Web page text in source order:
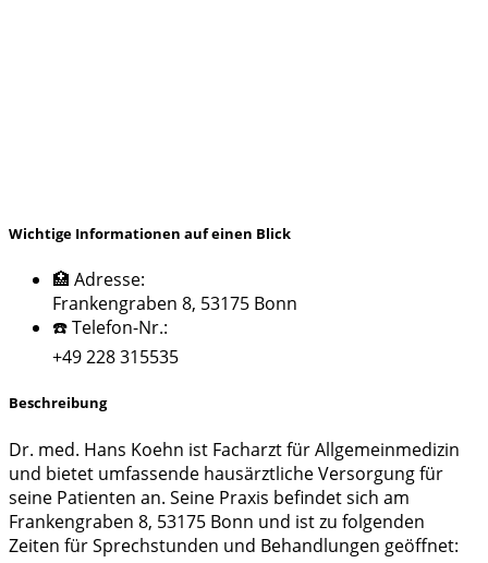
Wichtige Informationen auf einen Blick
🏥 Adresse:
Frankengraben 8, 53175 Bonn
☎️ Telefon-Nr.:
+49 228 315535
Beschreibung
Dr. med. Hans Koehn ist Facharzt für Allgemeinmedizin
und bietet umfassende hausärztliche Versorgung für
seine Patienten an. Seine Praxis befindet sich am
Frankengraben 8, 53175 Bonn und ist zu folgenden
Zeiten für Sprechstunden und Behandlungen geöffnet: